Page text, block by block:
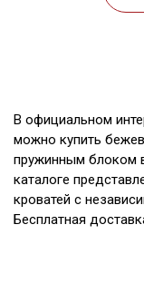
В официальном
можно купить
пружинным блоком
каталоге
кроватей с
Бесплатная